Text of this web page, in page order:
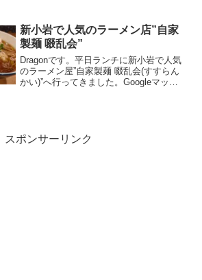
コロッケやトンカツ、お惣菜を売ってい
ます。ランチ時間だ...
新小岩で人気のラーメン店”自家
製麺 啜乱会”
Dragonです。平日ランチに新小岩で人気
のラーメン屋”自家製麺 啜乱会(すすらん
かい)”へ行ってきました。Googleマップ
スポンサーリンク